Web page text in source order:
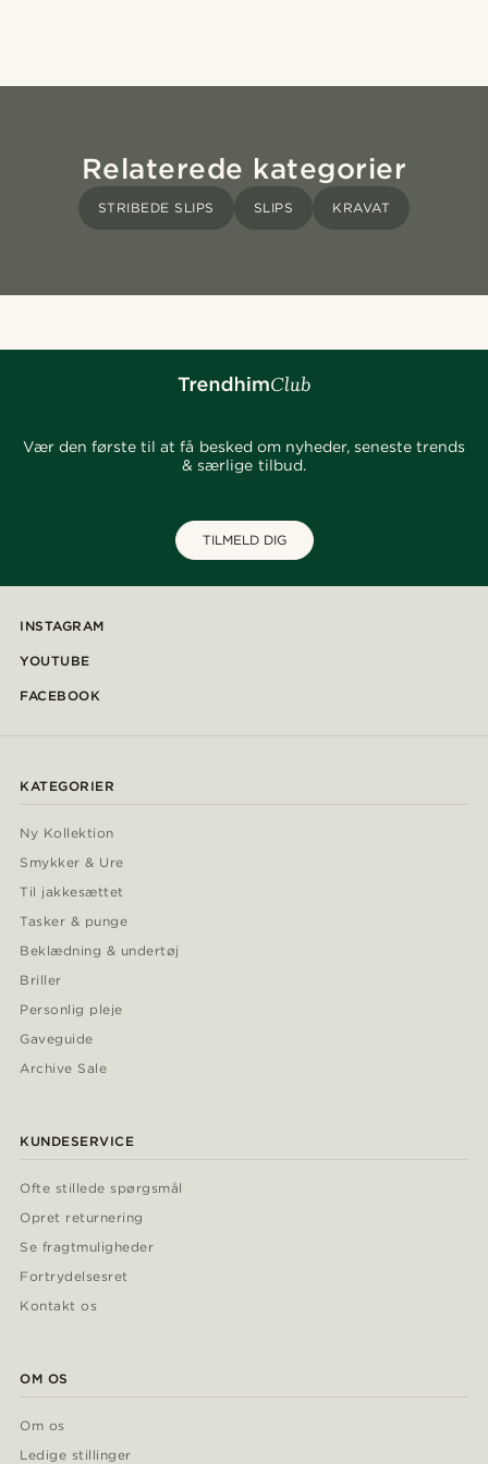
Relaterede kategorier
STRIBEDE SLIPS SLIPS KRAVAT
Vær den første til at få besked om nyheder, seneste trends
& særlige tilbud.
TILMELD DIG
INSTAGRAM
YOUTUBE
FACEBOOK
KATEGORIER
Ny Kollektion
Smykker & Ure
Til jakkesættet
Tasker & punge
Beklædning & undertøj
Briller
Personlig pleje
Gaveguide
Archive Sale
KUNDESERVICE
Ofte stillede spørgsmål
Opret returnering
Se fragtmuligheder
Fortrydelsesret
Kontakt os
OM OS
Om os
Ledige stillinger